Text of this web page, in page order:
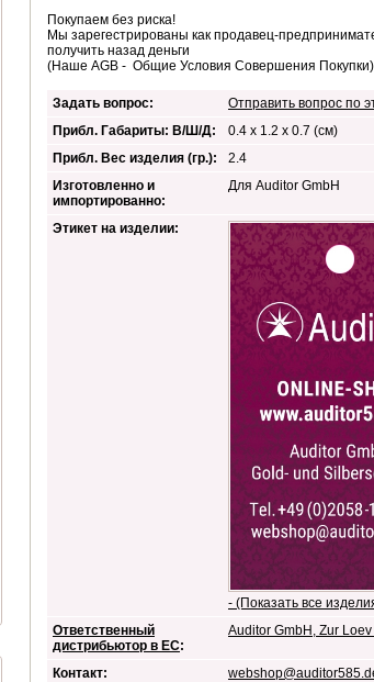
Покупаем без риска!
Мы зарегестрированы как продавец-
получить назад деньги
(Наше AGB - Общие Условия Совершения Покупки)
Задать вопрос:
Отправить вопрос по
Прибл. Габариты: В/Ш/Д:
0.4 х 1.2 х 0.7 (см)
Прибл. Вес изделия (гр.):
2.4
Изготовленно и
импортированно:
Для Auditor GmbH
Этикет на изделии:
- (Показать все
Ответственный
дистрибьютор в ЕС:
Auditor GmbH, Zur
Контакт: